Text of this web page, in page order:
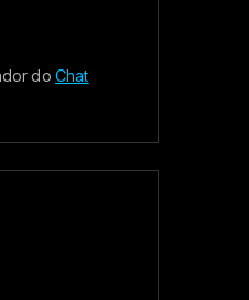
do Chat